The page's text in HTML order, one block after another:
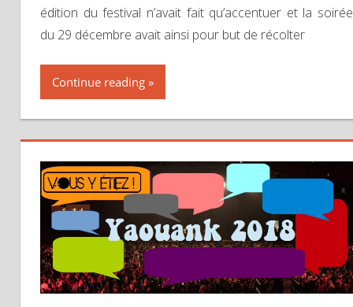
édition du festival n’avait fait qu’accentuer et la soirée
du 29 décembre avait ainsi pour but de récolter
Continue reading